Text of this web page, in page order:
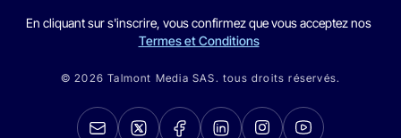
En cliquant sur s'inscrire, vous confirmez que vous acceptez nos
Termes et Conditions
© 2026 Talmont Media SAS. tous droits réservés.